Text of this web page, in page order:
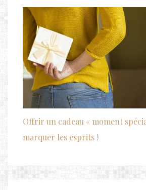
Offrir un cadeau « moment
marquer les esprits !